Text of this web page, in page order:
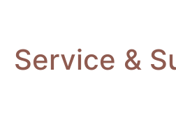
Service &